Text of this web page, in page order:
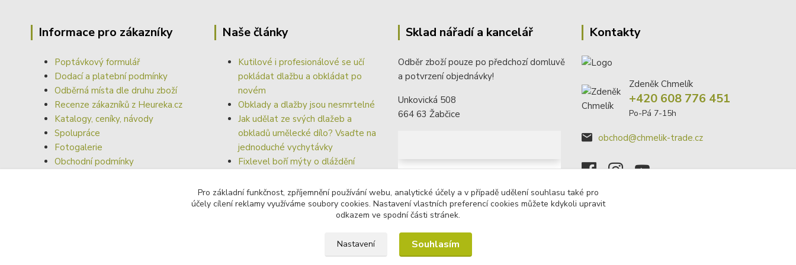
Informace pro zákazníky
Poptávkový formulář
Dodací a platební podmínky
Odběrná místa dle druhu zboží
Recenze zákazníků z Heureka.cz
Katalogy, ceníky, návody
Spolupráce
Fotogalerie
Obchodní podmínky
Naše články
Kutilové i profesionálové se učí
pokládat dlažbu a obkládat po
novém
Obklady a dlažby jsou nesmrtelné
Jak udělat ze svých dlažeb a
obkladů umělecké dílo? Vsaďte na
jednoduché vychytávky
Fixlevel boří mýty o dláždění
dokonalé spáry a rovinu dlažby i
obkladu
Sklad nářadí a kancelář
Odběr zboží pouze po předchozí domluvě
a potvrzení objednávky!
Unkovická 508
664 63 Žabčice
Kontakty
Zdeněk Chmelík
+420 608 776 451
Po-Pá 7-15h
obchod@chmelik-trade.cz
Pro základní funkčnost, zpříjemnění používání webu, analytické účely a v případě udělení souhlasu také pro
účely cílení reklamy využíváme soubory cookies. Nastavení vlastních preferencí cookies můžete kdykoli upravit
odkazem ve spodní části stránek.
Nastavení Souhlasím